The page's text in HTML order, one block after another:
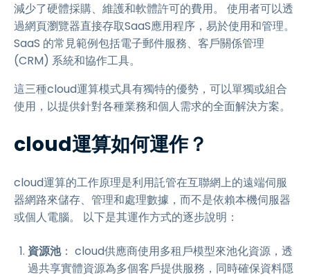
減少了硬體採購、維護和軟體許可的費用。 使用者可以透
過網頁瀏覽器直接存取SaaS應用程序，易於使用和管理。
SaaS 的常見範例包括電子郵件服務、客戶關係管理
(CRM) 系統和協作工具。
這三種cloud運算模式具有獨特的優勢，可以單獨或組合
使用，以提供針對各種業務和個人需求的全面解決方案。
cloud運算如何運作？
cloud運算的工作原理是利用託管在互聯網上的遠端伺服
器網路來儲存、管理和處理數據，而不是依賴本機伺服器
或個人電腦。 以下是其運作方式的逐步說明：
資源池： cloud供應商使用多租戶模型來池化資源，透
過共享實體資源為多個客戶提供服務，同時確保資料隱